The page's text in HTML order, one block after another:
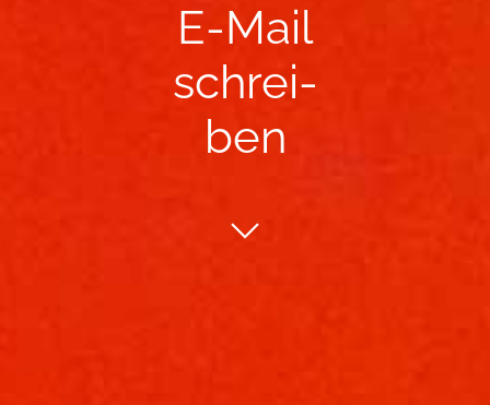
E-​Mail
schrei­
ben